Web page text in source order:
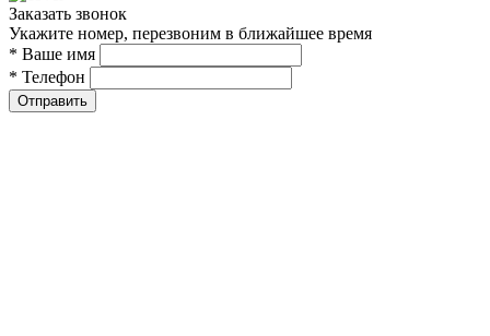
Заказать звонок
Укажите номер, перезвоним в ближайшее время
* Ваше имя
* Телефон
Отправить